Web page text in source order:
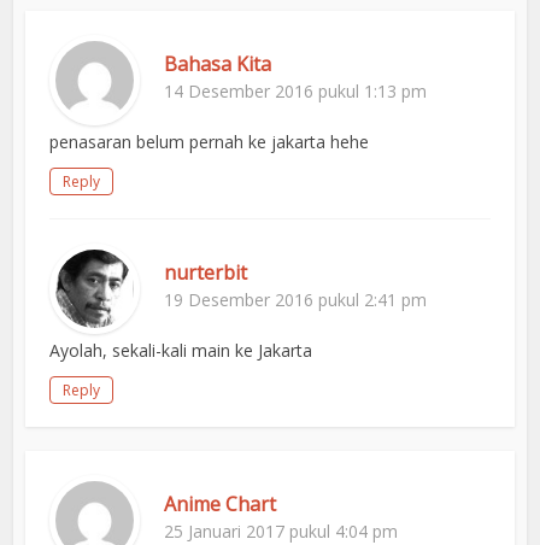
Bahasa Kita
14 Desember 2016 pukul 1:13 pm
penasaran belum pernah ke jakarta hehe
Reply
nurterbit
19 Desember 2016 pukul 2:41 pm
Ayolah, sekali-kali main ke Jakarta
Reply
Anime Chart
25 Januari 2017 pukul 4:04 pm